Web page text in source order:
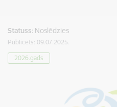
Statuss: Noslēdzies
Publicēts: 09.07.2025.
2026.gads